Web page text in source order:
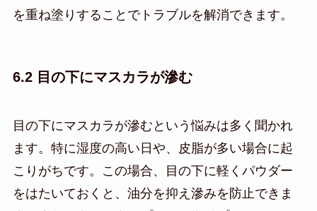
を重ね塗りすることでトラブルを解消できます。
6.2 目の下にマスカラが滲む
目の下にマスカラが滲むという悩みは多く聞かれ
ます。特に湿度の高い日や、皮脂が多い場合に起
こりがちです。この場合、目の下に軽くパウダー
をはたいておくと、油分を抑え滲みを防止できま